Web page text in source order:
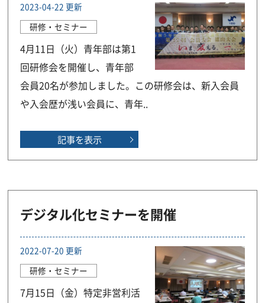
2023-04-22 更新
研修・セミナー
4月11日（火）青年部は第1
回研修会を開催し、青年部
会員20名が参加しました。この研修会は、新入会員
や入会歴が浅い会員に、青年..
記事を表示
デジタル化セミナーを開催
2022-07-20 更新
研修・セミナー
7月15日（金）特定非営利活